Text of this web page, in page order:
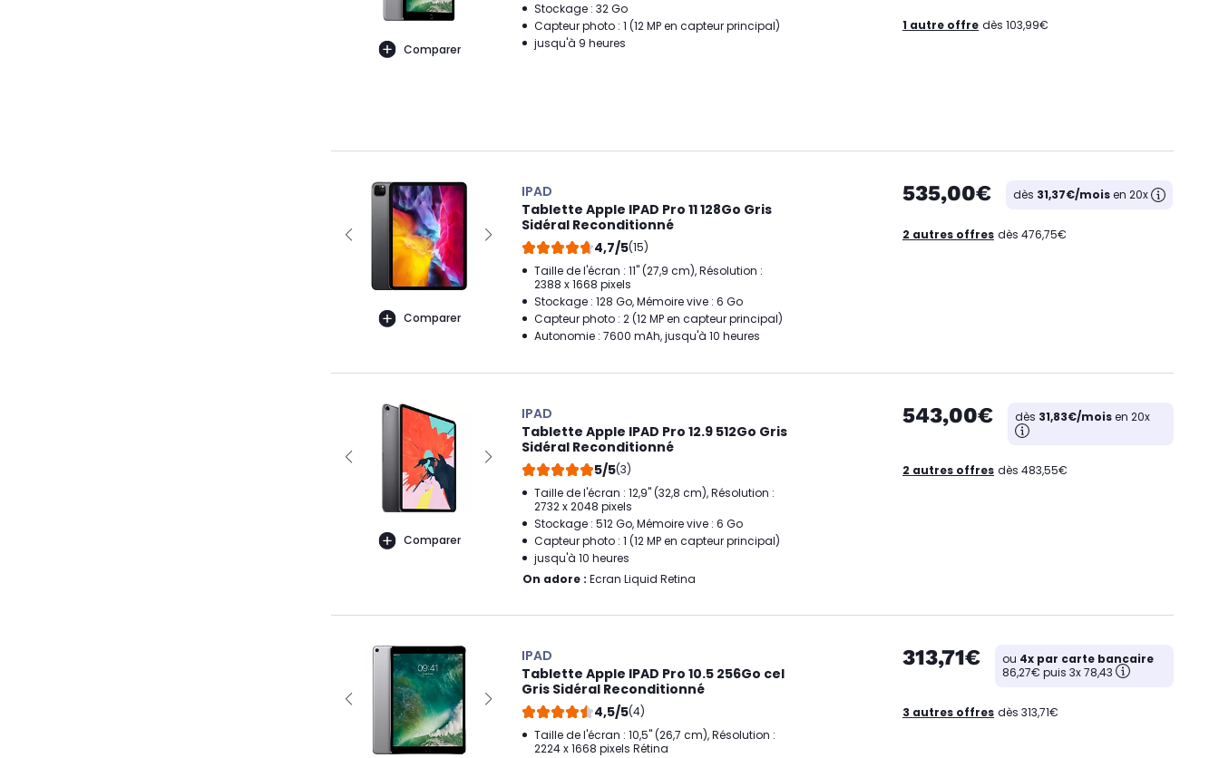
Comparer
Stockage : 32 Go
Capteur photo : 1 (12 MP en capteur principal)
jusqu'à 9 heures
1 autre offre dès 103,99€
Comparer
IPAD
Tablette Apple IPAD Pro 11 128Go Gris
Sidéral Reconditionné
4,7/5(15)
Taille de l'écran : 11" (27,9 cm), Résolution :
2388 x 1668 pixels
Stockage : 128 Go, Mémoire vive : 6 Go
Capteur photo : 2 (12 MP en capteur principal)
Autonomie : 7600 mAh, jusqu'à 10 heures
535,00€ dès 31,37€/moisen 20x
2 autres offres dès 476,75€
Comparer
IPAD
Tablette Apple IPAD Pro 12.9 512Go Gris
Sidéral Reconditionné
5/5(3)
Taille de l'écran : 12,9" (32,8 cm), Résolution :
2732 x 2048 pixels
Stockage : 512 Go, Mémoire vive : 6 Go
Capteur photo : 1 (12 MP en capteur principal)
jusqu'à 10 heures
On adore : Ecran Liquid Retina
543,00€ dès 31,83€/moisen 20x
2 autres offres dès 483,55€
IPAD
Tablette Apple IPAD Pro 10.5 256Go cel
Gris Sidéral Reconditionné
4,5/5(4)
Taille de l'écran : 10,5" (26,7 cm), Résolution :
2224 x 1668 pixels Rétina
313,71€ ou 4x par carte bancaire
86,27€ puis 3x 78,43
3 autres offres dès 313,71€